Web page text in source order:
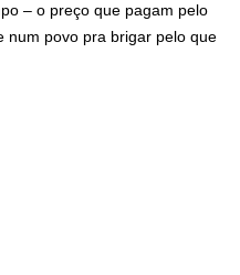
– o preço que pagam pelo
num povo pra brigar pelo que